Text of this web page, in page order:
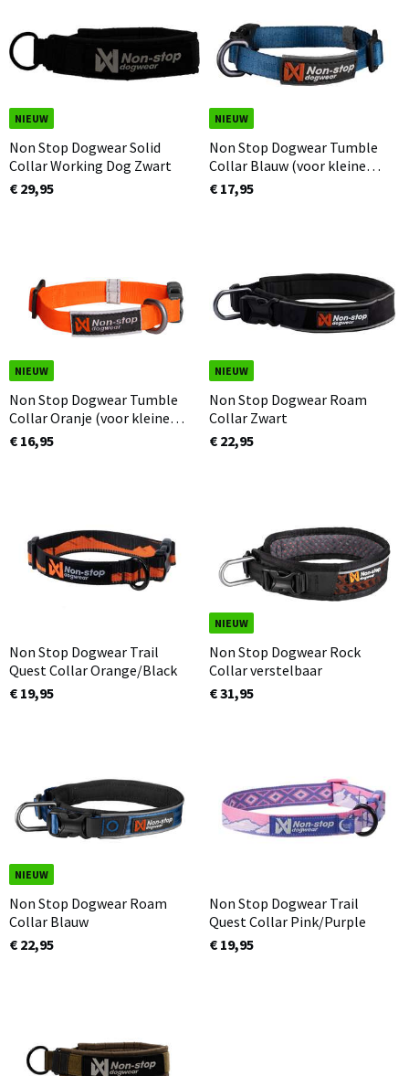
NIEUW
Non Stop Dogwear Solid
Collar Working Dog Zwart
€ 29,95
NIEUW
Non Stop Dogwear Tumble
Collar Blauw (voor kleine
honden en pups)
€ 17,95
NIEUW
Non Stop Dogwear Tumble
Collar Oranje (voor kleine
honden en pups)
€ 16,95
NIEUW
Non Stop Dogwear Roam
Collar Zwart
€ 22,95
Non Stop Dogwear Trail
Quest Collar Orange/Black
€ 19,95
NIEUW
Non Stop Dogwear Rock
Collar verstelbaar
€ 31,95
NIEUW
Non Stop Dogwear Roam
Collar Blauw
€ 22,95
Non Stop Dogwear Trail
Quest Collar Pink/Purple
€ 19,95